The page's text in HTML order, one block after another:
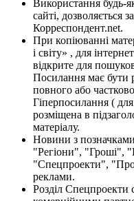
Використання будь-
сайті, дозволяється
Корреспондент.net.
При копіюванні
і світу» , для
відкрите для
Посилання має бути
повного або
Гіперпосилання (
розміщена в
матеріалу.
Новини з
"Регіони", "Гроші",
"Спецпроекти",
реклами.
Розділ Спецпроекти